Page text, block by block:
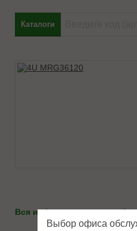
Каталоги
Вся информация по
Выбор офиса